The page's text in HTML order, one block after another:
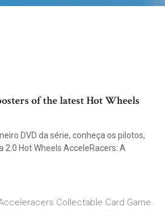
of the latest Hot Wheels
DVD da série, conheça os pilotos,
Hot Wheels AcceleRacers: A
Collectable Card Game.